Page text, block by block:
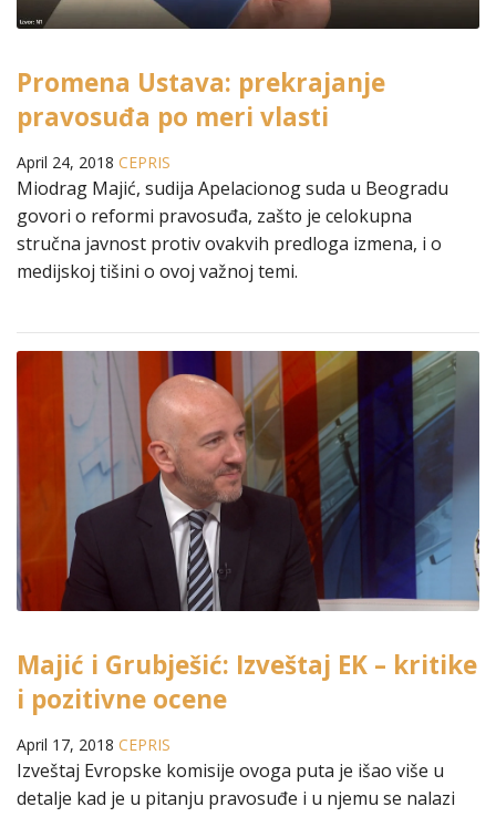
Promena Ustava: prekrajanje
pravosuđa po meri vlasti
April 24, 2018 CEPRIS
Miodrag Majić, sudija Apelacionog suda u Beogradu
govori o reformi pravosuđa, zašto je celokupna
stručna javnost protiv ovakvih predloga izmena, i o
medijskoj tišini o ovoj važnoj temi.
Majić i Grubješić: Izveštaj EK – kritike
i pozitivne ocene
April 17, 2018 CEPRIS
Izveštaj Evropske komisije ovoga puta je išao više u
detalje kad je u pitanju pravosuđe i u njemu se nalazi